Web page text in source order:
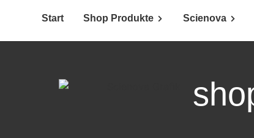
Start Shop Produkte Scienova